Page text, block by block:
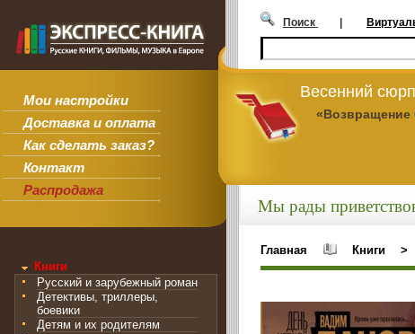
Мои настройки
Доставка и оплата
Как сделать заказ?
Контакт
Распродажа
Поиск |
Весенний
Книги
Русский и зарубежный роман
Детективы, триллеры,
боевики
Детям и их родителям
Мы рады
Главная Книги >